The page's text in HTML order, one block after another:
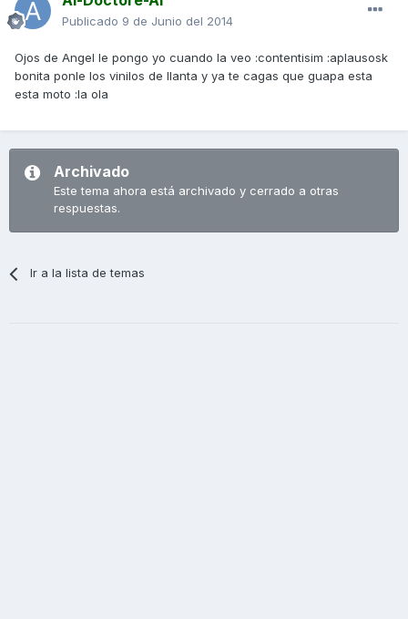
Publicado 9 de Junio del 2014
Ojos de Angel le pongo yo cuando la veo :contentisim :aplausosk
bonita ponle los vinilos de llanta y ya te cagas que guapa esta
esta moto :la ola
Archivado
Este tema ahora está archivado y cerrado a otras
respuestas.
Ir a la lista de temas